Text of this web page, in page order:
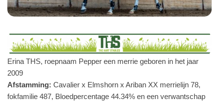
Erina THS, roepnaam Pepper een merrie geboren in het jaar
2009
Afstamming: Cavalier x Elmshorn x Ariban XX merrielijn 78,
fokfamilie 487, Bloedpercentage 44.34% en een verwantschap